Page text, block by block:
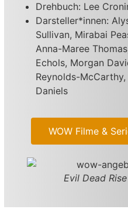
Drehbuch: Lee
Darsteller*innen:
Sullivan, Mirabai
Anna-Maree
Echols, Morgan
Reynolds-
Daniels
WOW Filme &
Evil Dead